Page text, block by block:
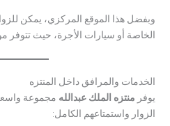
وبفضل هذا الموقع المركزي، يمكن
الخاصة أو سيارات الأجرة، حيث تتوفر
الخدمات والمرافق داخل المنتزه
يوفر منتزه الملك عبدالله مجموعة
الزوار واستمتاعهم الكامل: